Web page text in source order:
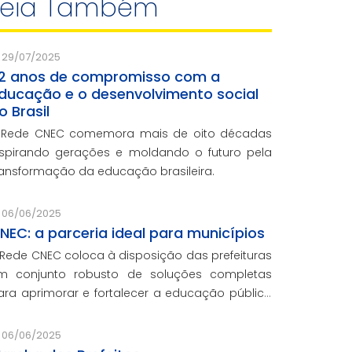
Também
29/07/2025
anos de compromisso com a
e o desenvolvimento social
Brasil
CNEC comemora mais de oito décadas
gerações e moldando o futuro pela
da educação brasileira.
06/06/2025
a parceria ideal para municípios
CNEC coloca à disposição das prefeituras
conjunto robusto de soluções completas
aprimorar e fortalecer a educação pública
para os municípios que não
06/06/2025